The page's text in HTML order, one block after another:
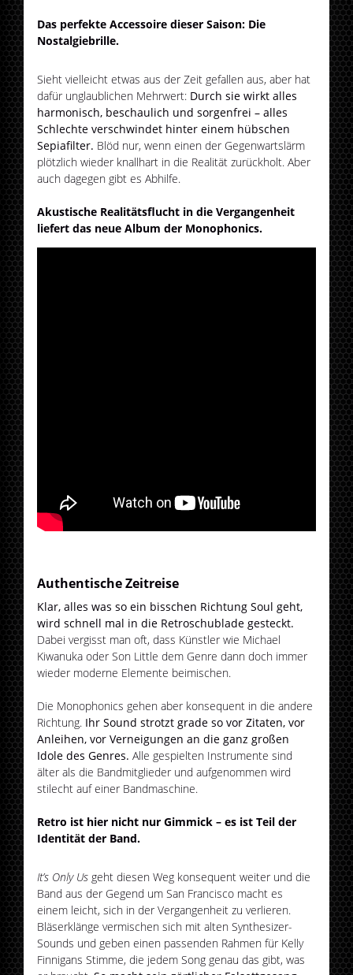
Das perfekte Accessoire dieser Saison: Die
Nostalgiebrille.
Sieht vielleicht etwas aus der Zeit gefallen aus, aber hat
dafür unglaublichen Mehrwert: Durch sie wirkt alles
harmonisch, beschaulich und sorgenfrei – alles
Schlechte verschwindet hinter einem hübschen
Sepiafilter. Blöd nur, wenn einen der Gegenwartslärm
plötzlich wieder knallhart in die Realität zurückholt. Aber
auch dagegen gibt es Abhilfe.
Akustische Realitätsflucht in die Vergangenheit
liefert das neue Album der Monophonics.
Authentische Zeitreise
Klar, alles was so ein bisschen Richtung Soul geht,
wird schnell mal in die Retroschublade gesteckt.
Dabei vergisst man oft, dass Künstler wie Michael
Kiwanuka oder Son Little dem Genre dann doch immer
wieder moderne Elemente beimischen.
Die Monophonics gehen aber konsequent in die andere
Richtung. Ihr Sound strotzt grade so vor Zitaten, vor
Anleihen, vor Verneigungen an die ganz großen
Idole des Genres. Alle gespielten Instrumente sind
älter als die Bandmitglieder und aufgenommen wird
stilecht auf einer Bandmaschine.
Retro ist hier nicht nur Gimmick – es ist Teil der
Identität der Band.
It’s Only Us geht diesen Weg konsequent weiter und die
Band aus der Gegend um San Francisco macht es
einem leicht, sich in der Vergangenheit zu verlieren.
Bläserklänge vermischen sich mit alten Synthesizer-
Sounds und geben einen passenden Rahmen für Kelly
Finnigans Stimme, die jedem Song genau das gibt, was